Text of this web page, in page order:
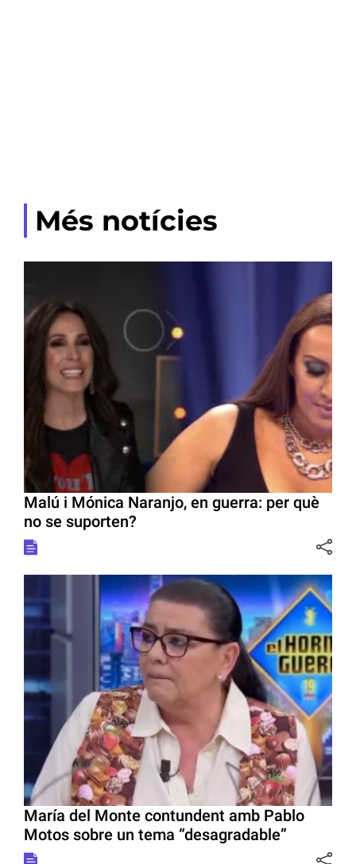
Més notícies
Malú i Mónica Naranjo, en guerra: per què
no se suporten?
María del Monte contundent amb Pablo
Motos sobre un tema “desagradable”